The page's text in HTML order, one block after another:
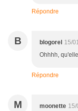
Répondre
B blogorel 15/
Ohhhh,
Répondre
M moonette